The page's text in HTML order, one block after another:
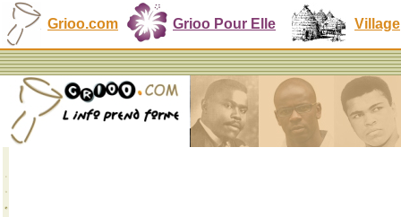
Grioo.com Grioo Pour Elle Village